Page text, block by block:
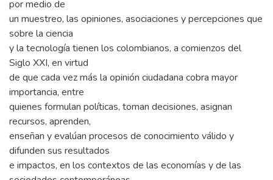
por medio de
un muestreo, las opiniones, asociaciones y percepciones que
sobre la ciencia
y la tecnología tienen los colombianos, a comienzos del
Siglo XXI, en virtud
de que cada vez más la opinión ciudadana cobra mayor
importancia, entre
quienes formulan políticas, toman decisiones, asignan
recursos, aprenden,
enseñan y evalúan procesos de conocimiento válido y
difunden sus resultados
e impactos, en los contextos de las economías y de las